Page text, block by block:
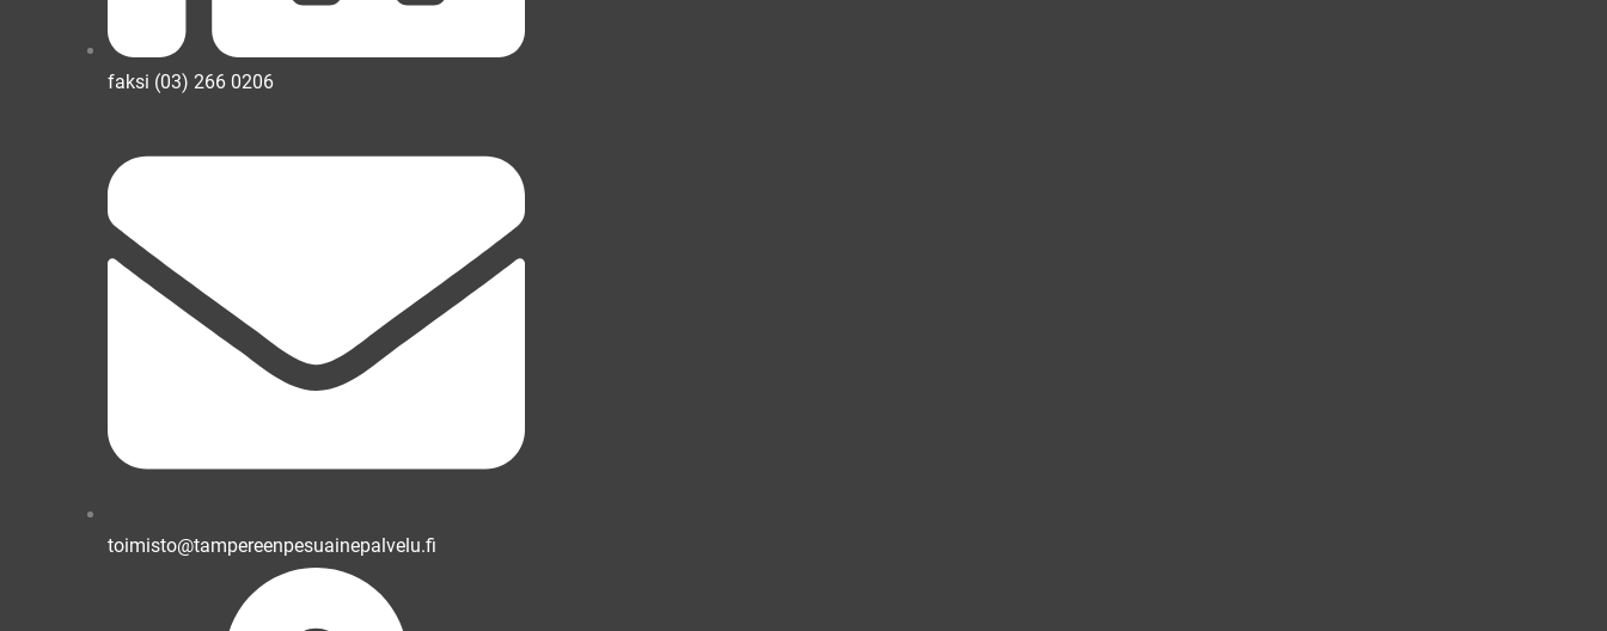
faksi (03) 266 0206
toimisto@tampereenpesuainepalvelu.fi